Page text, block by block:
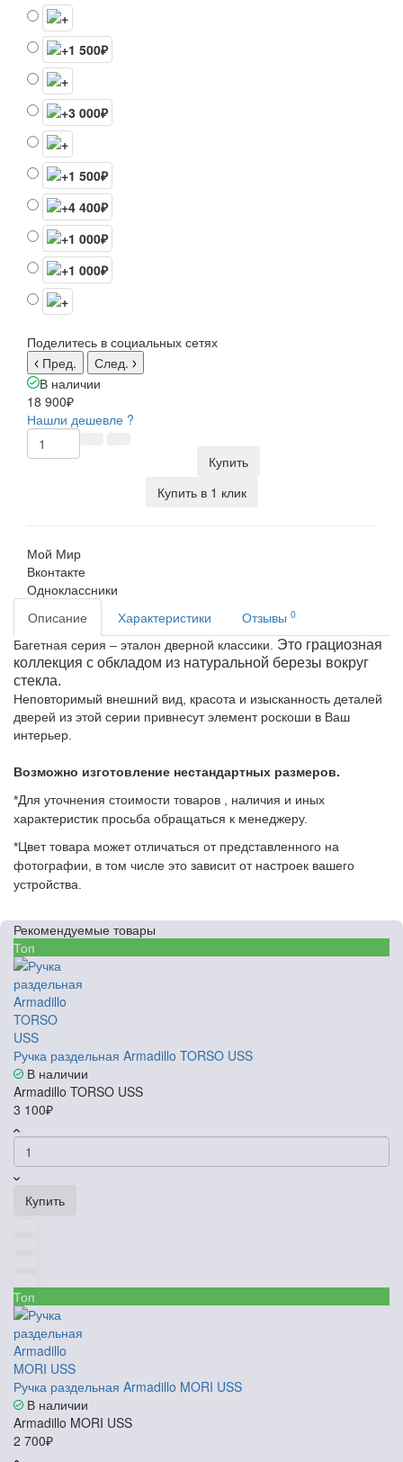
Поделитесь в социальных сетях
Пред.
След.
В наличии
18 900₽
Нашли дешевле ?
Купить
Купить в 1 клик
Мой Мир
Вконтакте
Одноклассники
Описание
Характеристики Отзывы 0
Багетная серия – эталон дверной классики. Это грациозная
коллекция с обкладом из натуральной березы вокруг
стекла.
Неповторимый внешний вид, красота и изысканность деталей
дверей из этой серии привнесут элемент роскоши в Ваш
интерьер.
Возможно изготовление нестандартных размеров.
*Для уточнения стоимости товаров , наличия и иных
характеристик просьба обращаться к менеджеру.
*Цвет товара может отличаться от представленного на
фотографии, в том числе это зависит от настроек вашего
устройства.
Рекомендуемые товары
Топ
Ручка раздельная Armadillo TORSO USS
В наличии
Armadillo TORSO USS
3 100₽
Купить
Топ
Ручка раздельная Armadillo MORI USS
В наличии
Armadillo MORI USS
2 700₽